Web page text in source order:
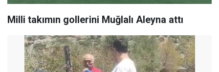
Milli takımın gollerini Muğlalı Aleyna attı